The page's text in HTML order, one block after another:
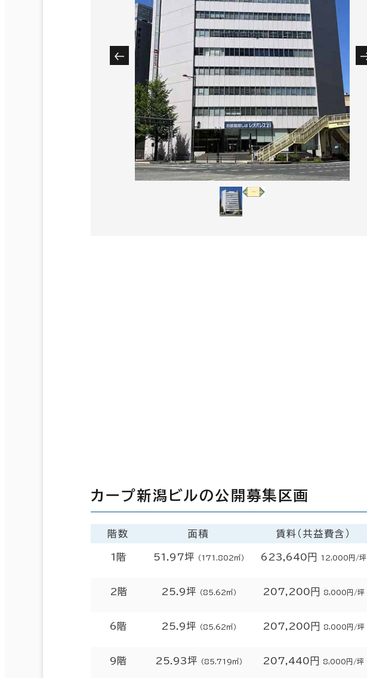
カープ新潟ビルの公開募集区画
階数 面積 賃料（共益費含）
1階 51.97坪 （171.802㎡） 623,640円 12,000円/坪
2階 25.9坪 （85.62㎡） 207,200円 8,000円/坪
6階 25.9坪 （85.62㎡） 207,200円 8,000円/坪
9階 25.93坪 （85.719㎡） 207,440円 8,000円/坪